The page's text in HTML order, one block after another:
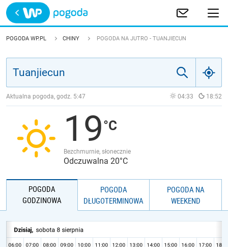
Trwa ładowanie
POLSKA
JAKOŚĆ POWIETRZA
POGODA WP.PL CHINY POGODA NA JUTRO - TUANJIECUN
Aktualna pogoda, godz. 5:47 04:33 18:52
19
Bezchmurnie, słonecznie
Odczuwalna 20°C
POGODA
GODZINOWA
POGODA
DŁUGOTERMINOWA
POGODA NA
WEEKEND